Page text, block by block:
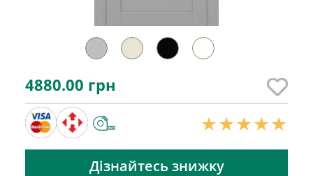
4880.00 грн
Дізнайтесь знижку